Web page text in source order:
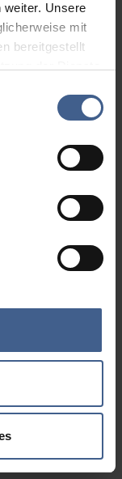
weiter. Unsere
mit
bereitgestellt
offen)